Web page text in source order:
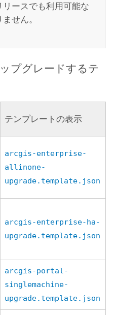
ースでも利用可能な
せん。
プグレードするテ
テンプレートの表示
arcgis-enterprise-
allinone-
upgrade.template.json
arcgis-enterprise-ha-
upgrade.template.json
arcgis-portal-
singlemachine-
upgrade.template.json